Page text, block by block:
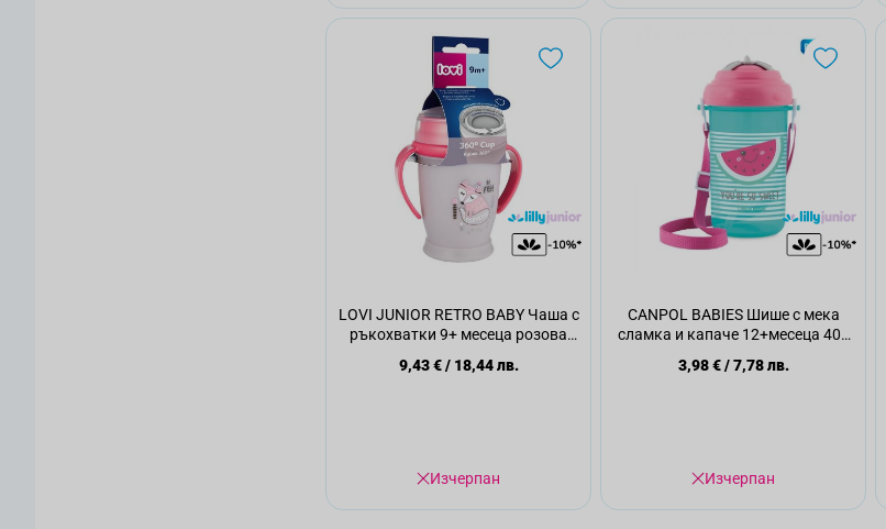
LOVI JUNIOR RETRO BABY Чаша с
ръкохватки 9+ месеца розова
9,43 €/ 18,44 лв.
Изчерпан
CANPOL BABIES Шише с мека
сламка и капаче 12+месеца 400
3,98 €/7,78 лв.
Изчерпан